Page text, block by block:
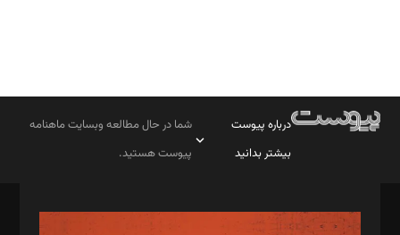
درباره پیوست
بیشتر بدانید
شما در حال مطالعه وبسایت ماهنامه
پیوست هستید.
مدیر مسئول: محمدباقر اثنی‌عشری